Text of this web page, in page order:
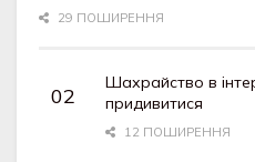
29 ПОШИРЕННЯ
Шахрайство в
придивитися
12 ПОШИРЕННЯ